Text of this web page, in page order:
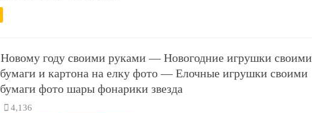
году своими руками — Новогодние игрушки своими
и картона на елку фото — Елочные игрушки своими
фото шары фонарики звезда
4,136